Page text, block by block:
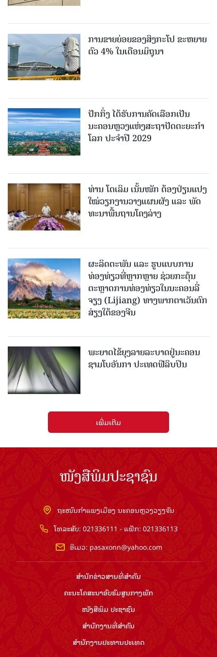
ການຂາຍຍ່ອຍຂອງສິງກະໂປ ຂະຫຍາຍ
ຕົວ 4% ໃນເດືອນມິຖຸນາ
ປັກກິ່ງ ໄດ້ຮັບການຄັດເລືອກເປັນ
ນະຄອນຫຼວງແຫ່ງສະຖາປັດຕະຍະກຳ
ໂລກ ປະຈຳປີ 2029
ທ່ານ ໂຕ​ເລິມ ເນັ້ນໜັກ ຕ້ອງ​ປ່ຽນ​ແປງ​
ໃໝ່​ວຽກ​ງານ​ວາງ​ແຜນ​ຜັງ ແລະ ​ພັດ​
ທະ​ນາ​ພື້ນ​ຖານ​ໂຄງ​ລ່າງ
ຜະລິດຕະພັນ ແລະ ຮູບແບບການ
ທ່ອງທ່ຽວທີ່ຫຼາກຫຼາຍ ຊ່ວຍກະຕຸ້ນ
ຕະຫຼາດການທ່ອງທ່ຽວໃນນະຄອນລີ່
ຈຽງ (Lijiang) ທາງພາກຕາເວັນຕົກ
ສ່ຽງໃຕ້ຂອງຈີນ
ພະຍາດໄຂ້ຍຸງລາຍລະບາດຢູ່ນະຄອນ
ຊາມໂບ​ອັນກາ ປະເທດຟີລິບປິນ
ເພີ່ມເຕີມ
ໜັງສືພິມປະຊາຊົນ
ຖະໜົນກຳແພງເມືອງ ນະຄອນຫຼວງວຽງຈັນ
ໂທລະສັບ: 021336111 - ແຟັກ: 021336113
ອີເມວ: pasaxonn@yahoo.com
ສຳ​ນັກ​ຂ່າວ​ສານ​ທີ່​ສຳ​ຄັນ​
ຄະນະໂຄສະນາອົບຮົມ​ສູນ​ກາງ​ພັກ
ໜັງສືພິມ ປະ​ຊາ​ຊົນ
ສຳ​ນັກ​ງານ​ທີ່​ສຳ​ຄັນ
ສຳ​ນັກ​ງານ​ປະ​ທານ​ປະ​ເທດ